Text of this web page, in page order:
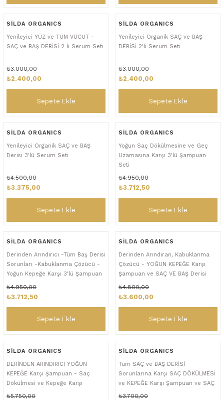
SİLDA ORGANICS
Yenileyici YÜZ ve TÜM VÜCUT -
SAÇ ve BAŞ DERİSİ 2 li Serum Seti
₺3.000,00
₺2.400,00
Sepete Ekle
SİLDA ORGANICS
Yenileyici Organik SAÇ ve BAŞ
DERİSİ 2'li Serum Seti
₺3.000,00
₺2.400,00
Sepete Ekle
SİLDA ORGANICS
Yenileyici Organik SAÇ ve BAŞ
Derisi 3'lü Serum Seti
₺4.500,00
₺3.375,00
Sepete Ekle
SİLDA ORGANICS
Yoğun Saç Dökülmesine ve Geç
Uzamasına Karşı 3'lü Şampuan
Seti
₺4.950,00
₺3.712,50
Sepete Ekle
SİLDA ORGANICS
Derinden Arındırıcı -Tüm Baş Derisi
Sorunları -Kabuklanma Çözücü -
Yoğun Kepeğe Karşı 3'lü Şampuan
₺4.950,00
₺3.712,50
Sepete Ekle
SİLDA ORGANICS
Derinden Arındıran, Kabuklanma
Çözücü - YOĞUN KEPEĞE Karşı
Şampuan ve SAÇ VE BAŞ Derisi
₺4.800,00
₺3.600,00
Sepete Ekle
SİLDA ORGANICS
DERİNDEN ARINDIRICI YOĞUN
KEPEĞE Karşı Şampuan - Saç
Dökülmesi ve Kepeğe Karşı
₺5.750,00
SİLDA ORGANICS
Tüm SAÇ ve BAŞ DERİSİ
Sorunlarına Karşı SAÇ DÖKÜLMESİ
ve KEPEĞE Karşı Şampuan ve SAÇ
₺3.700,00